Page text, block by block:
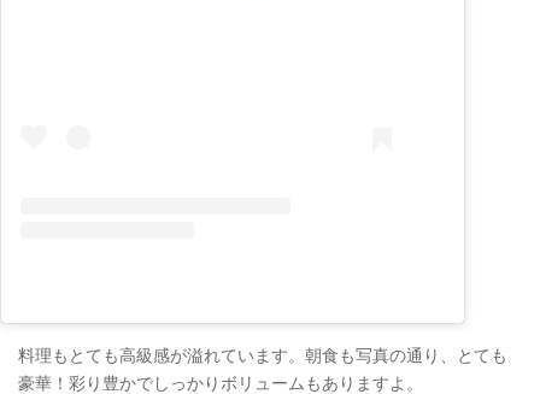
料理もとても高級感が溢れています。朝食も写真の通り、とても
豪華！彩り豊かでしっかりボリュームもありますよ。